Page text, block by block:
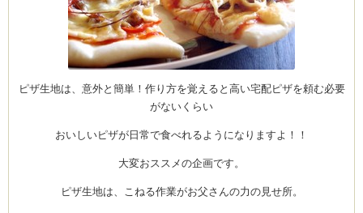
ム
ーヌ
ピザ生地は、意外と簡単！作り方を覚えると高い宅配ピザを頼む必要
がないくらい
おいしいピザが日常で食べれるようになりますよ！！
大変おススメの企画です。
ピザ生地は、こねる作業がお父さんの力の見せ所。